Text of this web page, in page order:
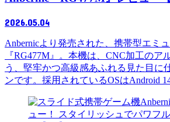
2026.05.04
Anbernicより発売された、携帯型エミ
『RG477M』。本機は、CNC加工のア
う、堅牢かつ高級感あふれる見た目に
ンです。採用されているOSはAndroid